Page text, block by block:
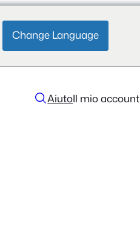
Change Language
AiutoIl mio account